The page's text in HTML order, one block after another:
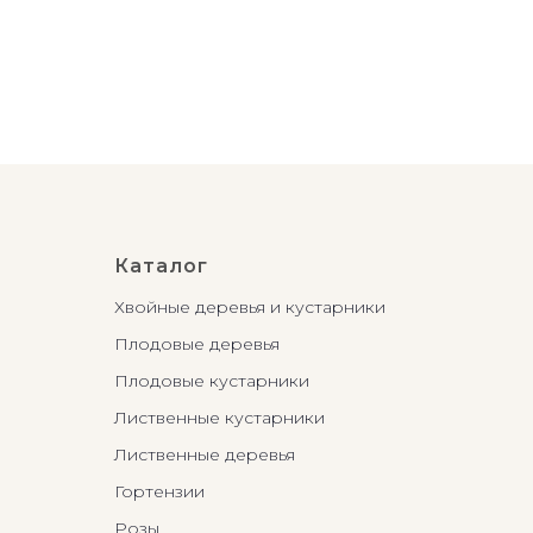
Каталог
Хвойные деревья и кустарники
Плодовые деревья
Плодовые кустарники
Лиственные кустарники
Лиственные деревья
Гортензии
Розы